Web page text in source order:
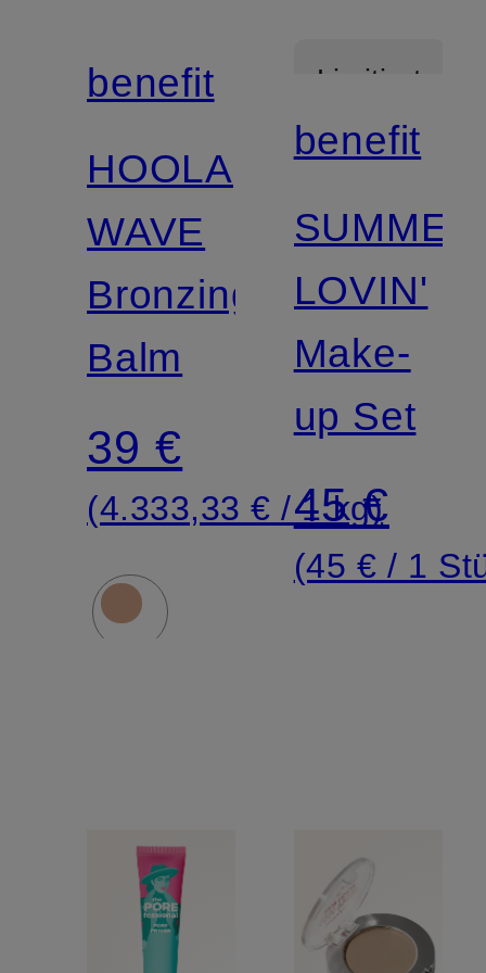
benefit
HOOLA
WAVE
Bronzing
Balm
39 €
(4.333,33 € / 1 kg)
Limitiert
benefit
SUMMER
LOVIN'
Make-
up Set
45 €
(45 € / 1